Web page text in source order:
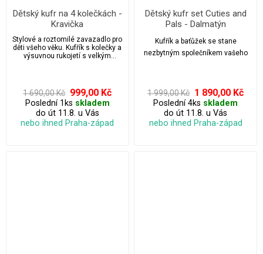
Dětský kufr na 4 kolečkách -
Kravička
Stylové a roztomilé zavazadlo pro
děti všeho věku. Kufřík s kolečky a
výsuvnou rukojetí s velkým
1 690,00 Kč 999,00 Kč
Poslední 1ks skladem
do út 11.8. u Vás
nebo ihned Praha-západ
Dětský kufr set Cuties and
Pals - Dalmatýn
Kufřík a baťůžek se stane
nezbytným společníkem vašeho
1 999,00 Kč 1 890,00 Kč
Poslední 4ks skladem
do út 11.8. u Vás
nebo ihned Praha-západ